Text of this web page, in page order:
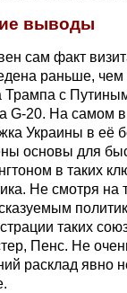
выводы
сам факт
раньше, чем
Трампа с
G-20. На самом
Украины в её
основы для
в таких
Не смотря на
таких
Пенс. Не
расклад явно